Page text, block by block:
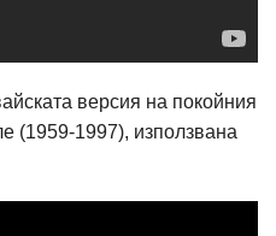
версия на покойния
(1959-1997), използвана